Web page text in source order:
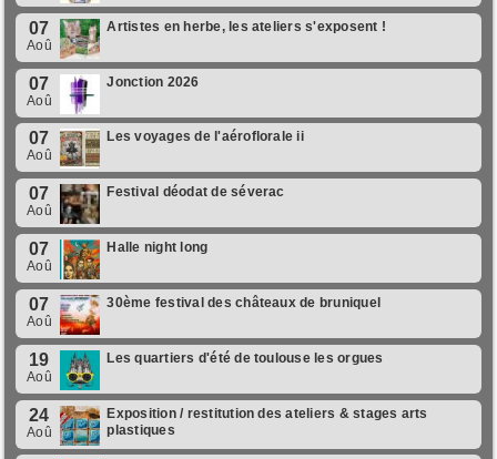
07
Aoû
Artistes en herbe, les ateliers s'exposent !
07
Aoû
Jonction 2026
07
Aoû
Les voyages de l'aéroflorale ii
07
Aoû
Festival déodat de séverac
07
Aoû
Halle night long
07
Aoû
30ème festival des châteaux de bruniquel
19
Aoû
Les quartiers d'été de toulouse les orgues
24
Aoû
Exposition / restitution des ateliers & stages arts
plastiques